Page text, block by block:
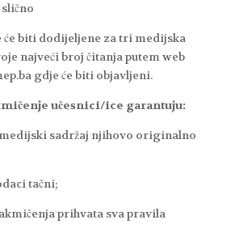
će biti dodijeljene za tri medijska
najveći broj čitanja putem web
gdje će biti objavljeni.
učesnici/ice garantuju:
sadržaj njihovo originalno
tačni;
prihvata sva pravila